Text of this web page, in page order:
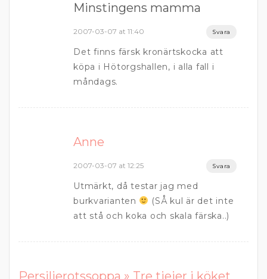
Minstingens mamma
2007-03-07 at 11:40 Svara
Det finns färsk kronärtskocka att
köpa i Hötorgshallen, i alla fall i
måndags.
Anne
2007-03-07 at 12:25 Svara
Utmärkt, då testar jag med
burkvarianten
(SÅ kul är det inte
att stå och koka och skala färska..)
Persiljerotssoppa » Tre tjejer i köket